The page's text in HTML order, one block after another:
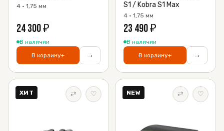
4 · 1,75 мм
24 300₽
В наличии
В корзину+ →
S1 / Kobra S1 Max
4 · 1,75 мм
23 490₽
В наличии
В корзину+ →
ХИТ ⇄ ♡ NEW ⇄ ♡